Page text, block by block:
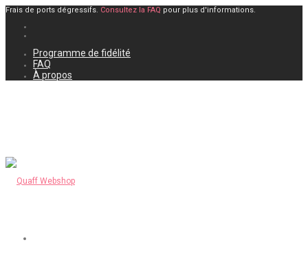
Frais de ports dégressifs. Consultez la FAQ pour plus d'informations.
Programme de fidélité
FAQ
À propos